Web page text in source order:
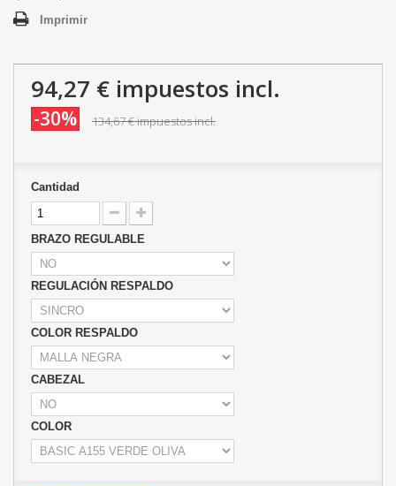
Imprimir
94,27 € impuestos incl.
-30% 134,67 €impuestos incl.
Cantidad
BRAZO REGULABLE
REGULACIÓN RESPALDO
COLOR RESPALDO
CABEZAL
COLOR